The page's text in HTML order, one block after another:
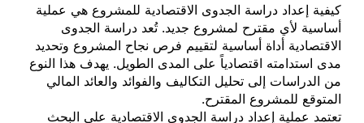
كيفية إعداد دراسة الجدوى الاقتصادية للمشروع هي عملية
أساسية لأي مقترح لمشروع جديد. تُعد دراسة الجدوى
الاقتصادية أداة أساسية لتقييم فرص نجاح المشروع وتحديد
مدى استدامته اقتصادياً على المدى الطويل. يهدف هذا النوع
من الدراسات إلى تحليل التكاليف والفوائد والعائد المالي
المتوقع للمشروع المقترح.
تعتمد عملية إعداد دراسة الجدوى الاقتصادية على البحث